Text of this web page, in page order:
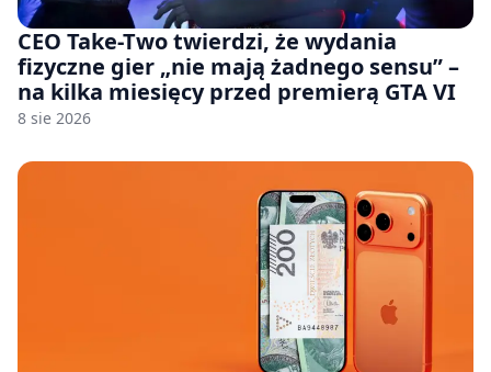
CEO Take-Two twierdzi, że wydania
fizyczne gier „nie mają żadnego sensu” –
na kilka miesięcy przed premierą GTA VI
8 sie 2026